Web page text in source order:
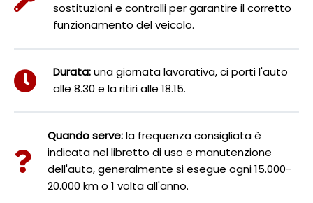
sostituzioni e controlli per garantire il corretto
funzionamento del veicolo.
Durata:una giornata lavorativa, ci porti l'auto
alle 8.30 e la ritiri alle 18.15.
Quando serve:la frequenza consigliata è
indicata nel libretto di uso e manutenzione
dell'auto, generalmente si esegue ogni 15.000-
20.000 km o 1 volta all'anno.